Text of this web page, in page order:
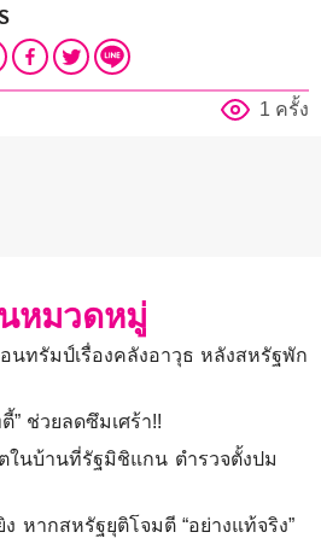
1 ครั้ง
หมวดหมู่
นทรัมป์เรื่องคลังอาวุธ หลังสหรัฐพัก
” ช่วยลดซึมเศร้า!!
นบ้านที่รัฐมิชิแกน ตำรวจตั้งปม
หากสหรัฐยุติโจมตี “อย่างแท้จริง”